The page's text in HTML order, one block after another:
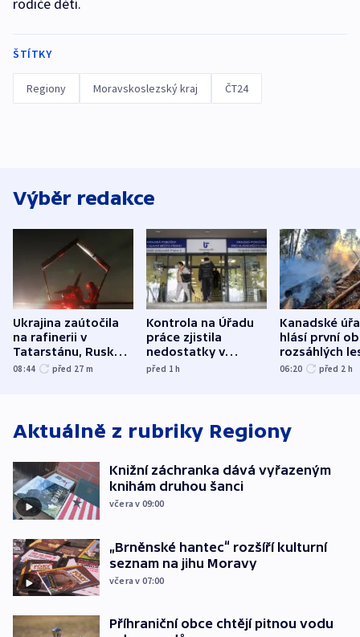
rodiče dětí.
ŠTÍTKY
Regiony Moravskoslezský kraj ČT24
Výběr redakce
Ukrajina zaútočila
na rafinerii v
Tatarstánu, Rusko
udeřilo na Sumy a
08:44 před 27 m
Kontrola na Úřadu
práce zjistila
nedostatky v
účetnictví za 5,6
před 1h
Kanadské
hlásí první
rozsáhlých
požárů
06:20 před 2 h
Aktuálně z rubriky Regiony
Knižní záchranka dává vyřazeným
knihám druhou šanci
včera v 09:00
„Brněnské hantec“ rozšíří kulturní
seznam na jihu Moravy
včera v 07:00
Příhraniční obce chtějí pitnou vodu